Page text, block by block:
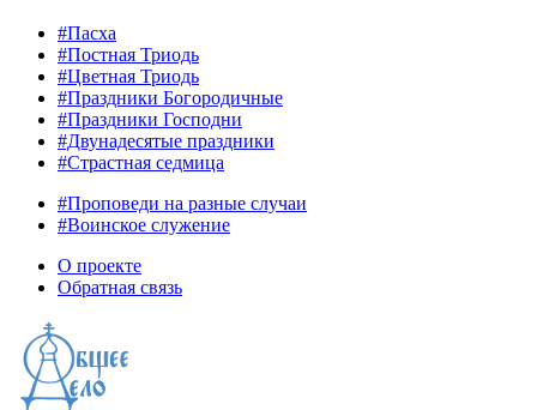
#Пасха
#Постная Триодь
#Цветная Триодь
#Праздники Богородичные
#Праздники Господни
#Двунадесятые праздники
#Страстная седмица
#Проповеди на разные случаи
#Воинское служение
О проекте
Обратная связь